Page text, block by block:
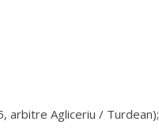
arbitre Agliceriu / Turdean);